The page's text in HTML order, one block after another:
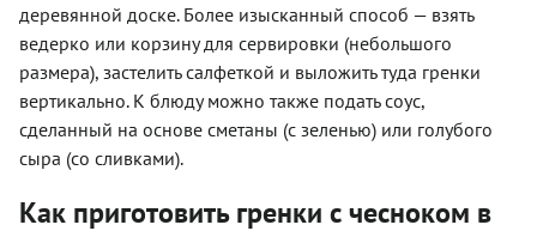
деревянной доске. Более изысканный способ — взять
ведерко или корзину для сервировки (небольшого
размера), застелить салфеткой и выложить туда гренки
вертикально. К блюду можно также подать соус,
сделанный на основе сметаны (с зеленью) или голубого
сыра (со сливками).
Как приготовить гренки с чесноком в